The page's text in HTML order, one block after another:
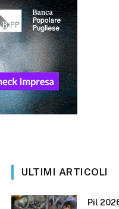
ULTIMI ARTICOLI
Pil